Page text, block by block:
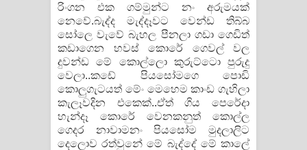
රිංගන එක ගම්මුන්ට නං අරුමයක්
නෙවේ.බැද්ද මැද්දෑවට වෙන්ඩ තිබ්බ
සෝලෙ වැවේ බැහල පීනලා ගඩා ගෙඩිත්
කඩාගෙන හවස් කොරේ ගෙවල් වල
දුවන්ඩ මේ කොල්ලො කුරුට්ටො පුරුදු
වෙලා..කඩේ පියසෝමගෙ පොඩි
කොලුගැටයත් මේං මෙහෙම කාංඩ ගැහිලා
කැලෑවදින එකෙක්..ඒත් ගිය පෙරේදා
හැන්දෑ කොරේ වෙනකනුත් කොල්ල
ගෙදර නාවාමනං පියසෝම මුදලාලිට
දෙලොව රත්වුනේ මේ බැද්දේ මේ කාලේ